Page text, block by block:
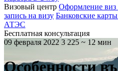
Визовый центр Оформление виз
запись на визу Банковские
АТЭС
Бесплатная консультация
09 февраля 2022 3 225 ~ 12 мин
Особенности